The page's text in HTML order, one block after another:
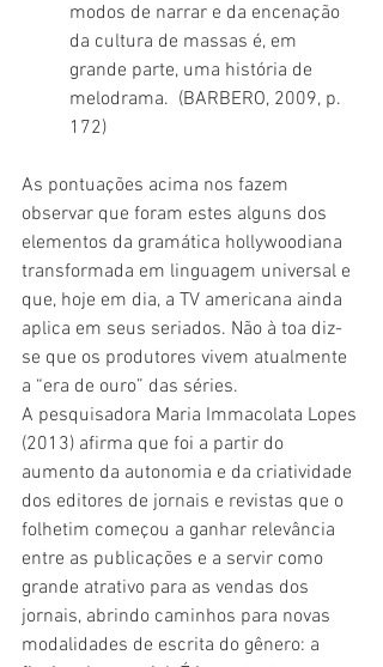
modos de narrar e da encenação
da cultura de massas é, em
grande parte, uma história de
melodrama.  (BARBERO, 2009, p.
172)
As pontuações acima nos fazem
observar que foram estes alguns dos
elementos da gramática hollywoodiana
transformada em linguagem universal e
que, hoje em dia, a TV americana ainda
aplica em seus seriados. Não à toa diz-
se que os produtores vivem atualmente
a “era de ouro” das séries.
A pesquisadora Maria Immacolata Lopes
(2013) afirma que foi a partir do
aumento da autonomia e da criatividade
dos editores de jornais e revistas que o
folhetim começou a ganhar relevância
entre as publicações e a servir como
grande atrativo para as vendas dos
jornais, abrindo caminhos para novas
modalidades de escrita do gênero: a